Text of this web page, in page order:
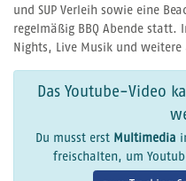
und SUP Verleih sowie eine
regelmäßig BBQ Abende statt.
Nights, Live Musik und weitere
Das Youtube-Video
Du musst erst Multimedia
freischalten, um